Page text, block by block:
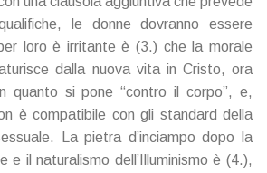
le donne dovranno essere
loro è irritante è (3.) che la morale
dalla nuova vita in Cristo, ora
quanto si pone “contro il corpo”, e,
è compatibile con gli standard della
La pietra d’inciampo dopo la
e il naturalismo dell’Illuminismo è (4.),